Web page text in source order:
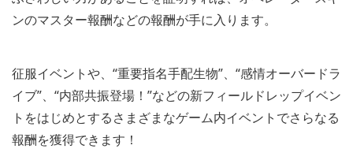
ンのマスター報酬などの報酬が手に入ります。
征服イベントや、“重要指名手配生物”、“感情オーバードラ
イブ”、“内部共振登場！”などの新フィールドレップイベン
トをはじめとするさまざまなゲーム内イベントでさらなる
報酬を獲得できます！